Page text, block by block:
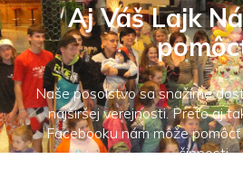
Aj Váš Lajk
Naše posolstvo sa snažíme
najširšej verejnosti. Preto aj
Facebooku nám môže
činnosti